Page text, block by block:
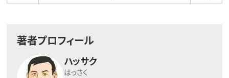
著者プロフィール
ハッサク
はっさく